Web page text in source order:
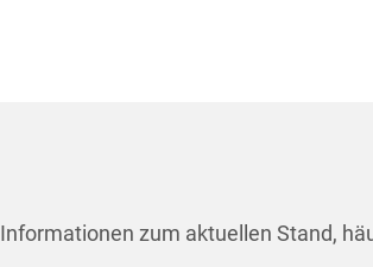
Informationen zum aktuellen Stand,